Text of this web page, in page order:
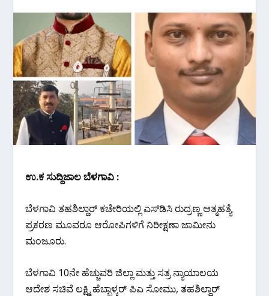
ಉ.ಕ ಸುದ್ದಿಜಾಲ ಬೆಳಗಾವಿ :
ಬೆಳಗಾವಿ ತಹಶಿಲ್ದಾರ್ ಕಚೇರಿಯಲ್ಲಿ ಎಸ್‌ಡಿಸಿ ರುದ್ರಣ್ಣ ಆತ್ಮಹತ್ಯೆ
ಪ್ರಕರಣ ಮೂವರೂ ಆರೋಪಿಗಳಿಗೆ ನಿರೀಕ್ಷಣಾ ಜಾಮೀನು
ಮಂಜೂರು.
ಬೆಳಗಾವಿ 10ನೇ ಹೆಚ್ಚುವರಿ ಜಿಲ್ಲಾ ಮತ್ತು ಸತ್ರ ನ್ಯಾಯಾಲಯ
ಆದೇಶ ಸಚಿವೆ ಲಕ್ಷ್ಮಿ ಹೆಬ್ಬಾಳ್ಕರ್ ಪಿಎ ಸೋಮು, ತಹಶಿಲ್ದಾರ್